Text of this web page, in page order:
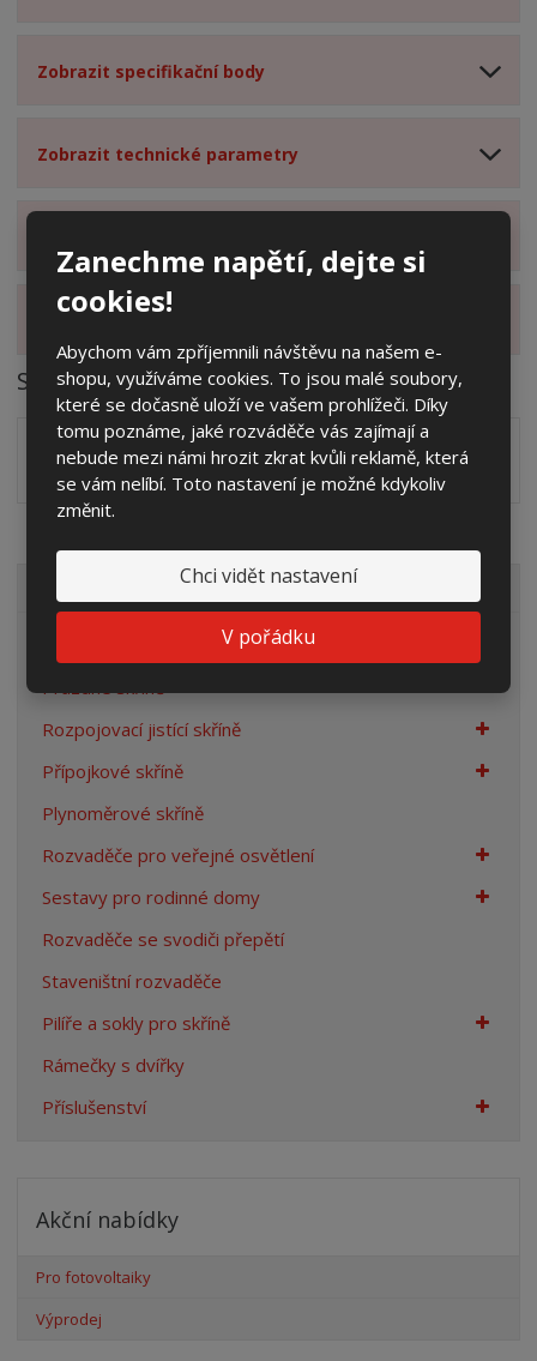
Zanechme napětí, dejte si
cookies!
Abychom vám zpříjemnili návštěvu na našem e-
shopu, využíváme cookies. To jsou malé soubory,
které se dočasně uloží ve vašem prohlížeči. Díky
tomu poznáme, jaké rozváděče vás zajímají a
nebude mezi námi hrozit zkrat kvůli reklamě, která
se vám nelíbí. Toto nastavení je možné kdykoliv
změnit.
Chci vidět nastavení
V pořádku
Zobrazit specifikační body
Zobrazit technické parametry
Soubory ke stažení
Zakótovaný nákres skříně systému 3D včetně rozložení
zálisků ve formátu PDF
pdf (60.24 Kb)
Elektroměrové rozvaděče
Rozpojovací jistící skříně
Přípojkové skříně
Plynoměrové skříně
Rozvaděče pro veřejné osvětlení
Sestavy pro rodinné domy
Rozvaděče se svodiči přepětí
Staveništní rozvaděče
Pilíře a sokly pro skříně
Rámečky s dvířky
Příslušenství
Akční nabídky
Pro fotovoltaiky
Výprodej